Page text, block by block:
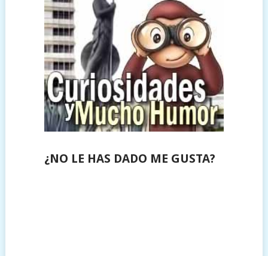
¿NO LE HAS DADO ME GUSTA?